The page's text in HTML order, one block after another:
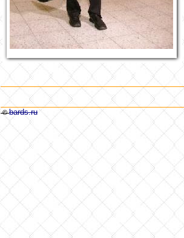
©bards.ru